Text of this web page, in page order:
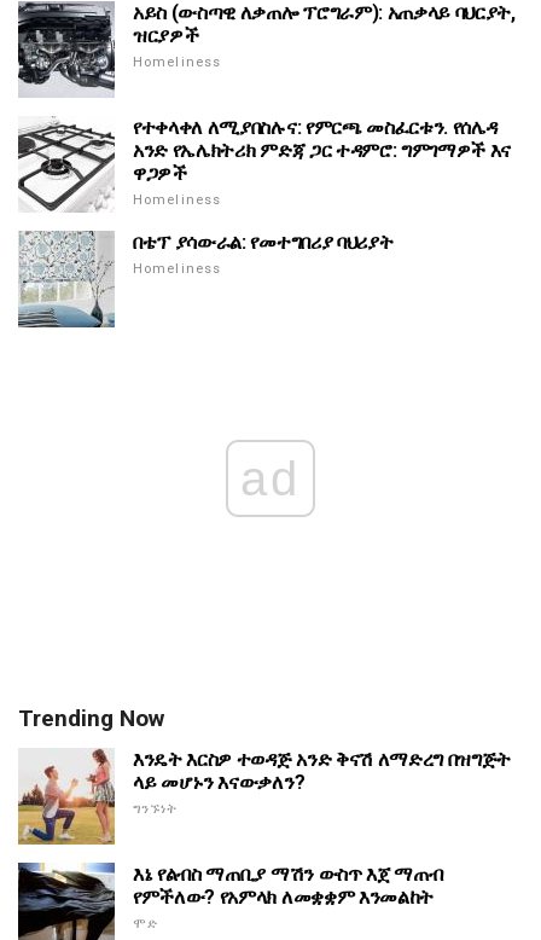
አይስ (ውስጣዊ ለቃጠሎ ፕሮግራም): አጠቃላይ ባህርያት,
ዝርያዎች
Homeliness
የተቀላቀለ ለሚያበስሉና: የምርጫ መስፈርቱን. የሰሌዳ
አንድ የኤሌክትሪክ ምድጃ ጋር ተዳምሮ: ግምገማዎች እና
ዋጋዎች
Homeliness
በቴፕ ያሳውራል: የመተግበሪያ ባህሪያት
Homeliness
ad
Trending Now
እንዴት እርስዎ ተወዳጅ አንድ ቅናሽ ለማድረግ በዝግጅት
ላይ መሆኑን እናውቃለን?
ግንኙነት
እኔ የልብስ ማጠቢያ ማሽን ውስጥ እጀ ማጠብ
የምችለው? የአምላክ ለመቋቋም እንመልከት
ሞድ